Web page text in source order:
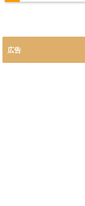
広告